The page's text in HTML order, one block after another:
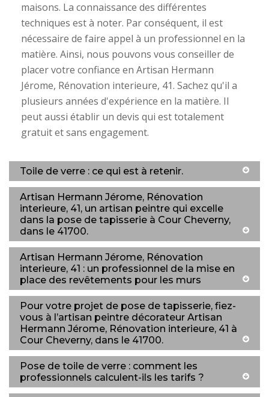
maisons. La connaissance des différentes
techniques est à noter. Par conséquent, il est
nécessaire de faire appel à un professionnel en la
matière. Ainsi, nous pouvons vous conseiller de
placer votre confiance en Artisan Hermann
Jérome, Rénovation interieure, 41. Sachez qu'il a
plusieurs années d'expérience en la matière. Il
peut aussi établir un devis qui est totalement
gratuit et sans engagement.
Toile de verre : ce qui est à retenir.
Artisan Hermann Jérome, Rénovation
interieure, 41, un artisan peintre qui excelle
dans la pose de tapisserie à Cour Cheverny,
dans le 41700.
Artisan Hermann Jérome, Rénovation
interieure, 41 : un professionnel de la mise en
place des revêtements pour les murs
Pour votre projet de pose de tapisserie, fiez-
vous à l’artisan peintre décorateur Artisan
Hermann Jérome, Rénovation interieure, 41 à
Cour Cheverny, dans le 41700.
Pose de toile de verre : comment les
professionnels calculent-ils les tarifs ?